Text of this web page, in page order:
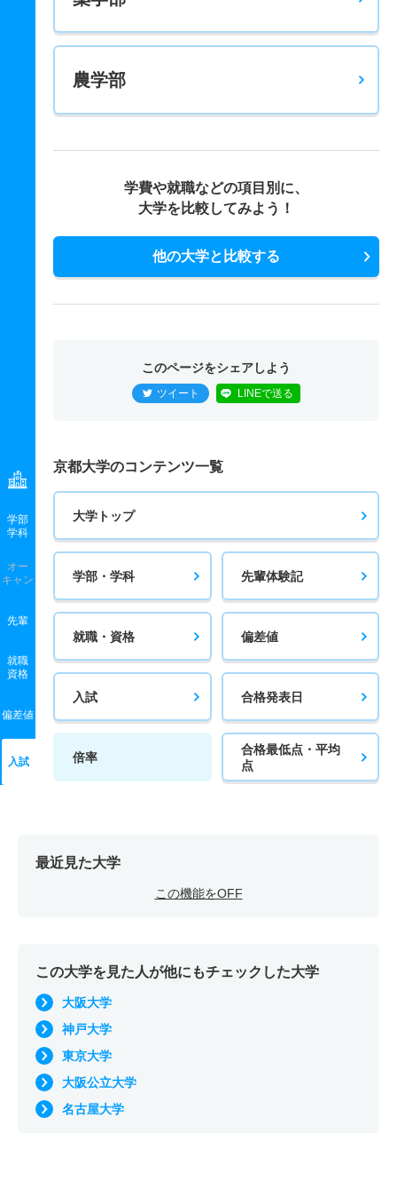
学部
学科
オー
キャン
先輩
就職
資格
偏差値
入試
農学部
学費や就職などの項目別に、
大学を比較してみよう！
他の大学と比較する
このページをシェアしよう
ツイート LINEで送る
京都大学のコンテンツ一覧
大学トップ
学部・学科 先輩体験記
就職・資格 偏差値
入試 合格発表日
倍率
合格最低点・平均
点
最近見た大学
この機能をOFF
この大学を見た人が他にもチェックした大学
大阪大学
神戸大学
東京大学
大阪公立大学
名古屋大学